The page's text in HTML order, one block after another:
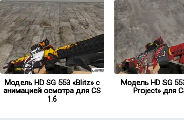
Модель HD SG 553 «Blitz» с
анимацией осмотра для CS
1.6
Модель HD SG
Project» для